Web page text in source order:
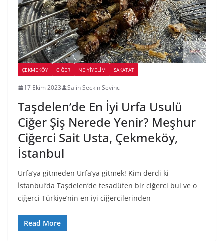
ÇEKMEKÖY CIĞER NE YİYELİM SAKATAT
17 Ekim 2023 Salih Seckin Sevinc
Taşdelen’de En İyi Urfa Usulü
Ciğer Şiş Nerede Yenir? Meşhur
Ciğerci Sait Usta, Çekmeköy,
İstanbul
Urfa’ya gitmeden Urfa’ya gitmek! Kim derdi ki
İstanbul’da Taşdelen’de tesadüfen bir ciğerci bul ve o
ciğerci Türkiye’nin en iyi ciğercilerinden
Read More